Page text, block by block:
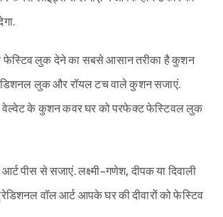
फेस्टिव लुक देने का सबसे आसान तरीका है कुशन
लुक और रॉयल टच वाले कुशन सजाएं.
वेल्वेट के कुशन कवर घर को परफेक्ट फेस्टिवल लुक
पीस से सजाएं. लक्ष्मी-गणेश, दीपक या दिवाली
वॉल आर्ट आपके घर की दीवारों को फेस्टिव